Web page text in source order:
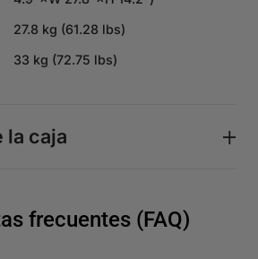
27.8 kg (61.28 lbs)
33 kg (72.75 lbs)
la caja
frecuentes (FAQ)